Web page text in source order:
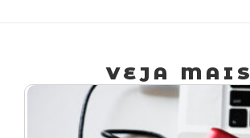
VEJA MAIS